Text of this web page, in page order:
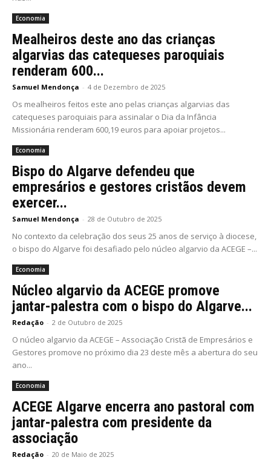
Economia
Mealheiros deste ano das crianças
algarvias das catequeses paroquiais
renderam 600...
Samuel Mendonça - 4 de Dezembro de 2025
Os mealheiros feitos este ano pelas crianças algarvias das
catequeses paroquiais para assinalar o Dia da Infância
Missionária renderam 600,19 euros para apoiar projetos...
Economia
Bispo do Algarve defendeu que
empresários e gestores cristãos devem
exercer...
Samuel Mendonça - 28 de Outubro de 2025
No contexto da celebração dos seus 25 anos de serviço à diocese,
o bispo do Algarve foi desafiado pelo núcleo algarvio da ACEGE –...
Economia
Núcleo algarvio da ACEGE promove
jantar-palestra com o bispo do Algarve...
Redação - 2 de Outubro de 2025
O núcleo algarvio da ACEGE – Associação Cristã de Empresários e
Gestores promove no próximo dia 23 deste mês a abertura do seu
ano...
Economia
ACEGE Algarve encerra ano pastoral com
jantar-palestra com presidente da
associação
Redação - 20 de Maio de 2025